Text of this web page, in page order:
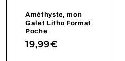
Améthyste, mon
Galet Litho Format
Poche
Normaler
19,99€